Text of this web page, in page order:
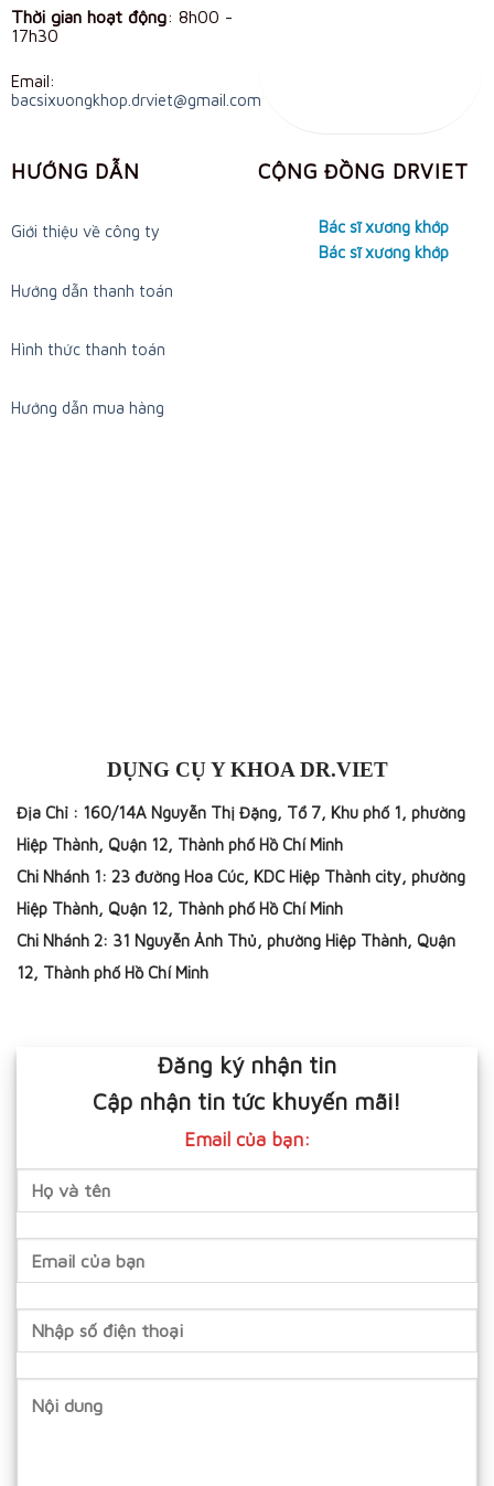
Thời gian hoạt động: 8h00 -
17h30
Email:
bacsixuongkhop.drviet@gmail.com
HƯỚNG DẪN
Giới thiệu về công ty
Hướng dẫn thanh toán
Hình thức thanh toán
Hướng dẫn mua hàng
CỘNG ĐỒNG DRVIET
Bác sĩ xương khớp
Bác sĩ xương khớp
DỤNG CỤ Y KHOA DR.VIET
Địa Chỉ : 160/14A Nguyễn Thị Đặng, Tổ 7, Khu phố 1, phường
Hiệp Thành, Quận 12, Thành phố Hồ Chí Minh
Chi Nhánh 1: 23 đường Hoa Cúc, KDC Hiệp Thành city, phường
Hiệp Thành, Quận 12, Thành phố Hồ Chí Minh
Chi Nhánh 2: 31 Nguyễn Ảnh Thủ, phường Hiệp Thành, Quận
12, Thành phố Hồ Chí Minh
Đăng ký nhận tin
Cập nhận tin tức khuyến mãi!
Email của bạn: